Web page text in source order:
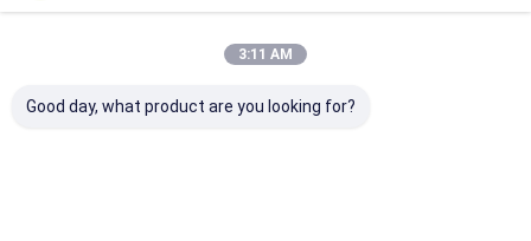
3:11 AM
Good day, what product are you looking for?